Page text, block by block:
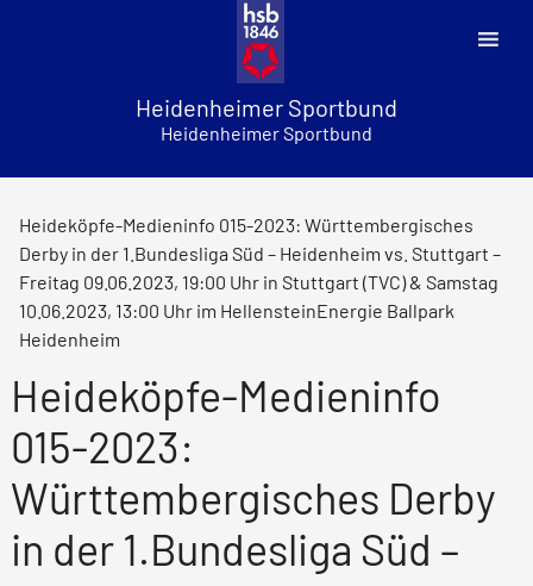
Heidenheimer Sportbund
Heidenheimer Sportbund
Heideköpfe-Medieninfo 015-2023: Württembergisches
Derby in der 1.Bundesliga Süd – Heidenheim vs. Stuttgart –
Freitag 09.06.2023, 19:00 Uhr in Stuttgart (TVC) & Samstag
10.06.2023, 13:00 Uhr im HellensteinEnergie Ballpark
Heidenheim
Heideköpfe-Medieninfo
015-2023:
Württembergisches Derby
in der 1.Bundesliga Süd –